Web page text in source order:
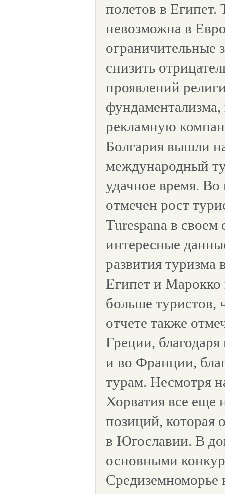
полетов в Египет.
невозможна в
ограничительные
снизить
проявлений
рекламную
Болгария вышли
международный
удачное время. Во
отмечен рост
Turespana в своем
интересные
развития туризма
Египет и Марокко
больше
отчете также
Греции,
и во Франции,
турам. Несмотря
Хорватия все еще
позиций, которая
в Югославии. В
основными
Средиземноморье